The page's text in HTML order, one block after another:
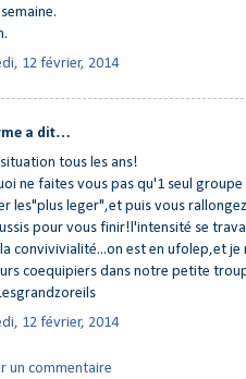
12 février, 2014
a dit…
tous les ans!
ne faites vous pas qu'1 seul
les"plus leger",et puis vous
pour vous finir!l'intensité se
convivivialité...on est en ufolep,et
coequipiers dans notre petite
12 février, 2014
un commentaire